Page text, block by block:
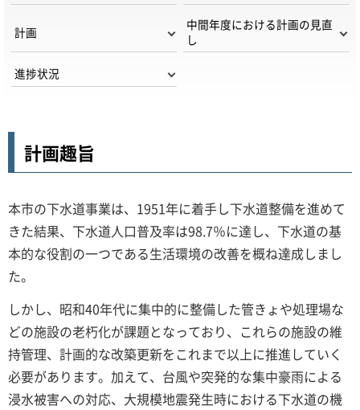
計画
中間年度における計画の見直
し
進捗状況
計画趣旨
本市の下水道事業は、1951年に着手し下水道整備を進めて
きた結果、下水道人口普及率は98.7％に達し、下水道の基
本的な役割の一つである生活環境の改善を概ね達成しまし
た。
しかし、昭和40年代に集中的に整備した管きょや処理場な
どの施設の老朽化が課題となっており、これらの施設の維
持管理、計画的な改築更新をこれまで以上に推進していく
必要があります。加えて、台風や突発的な集中豪雨による
浸水被害への対応、大規模地震発生時における下水道の機